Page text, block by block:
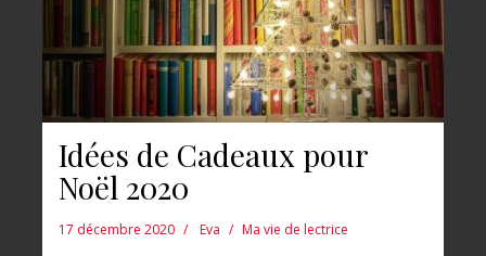
Idées de Cadeaux pour
Noël 2020
17 décembre 2020 Eva Ma vie de lectrice